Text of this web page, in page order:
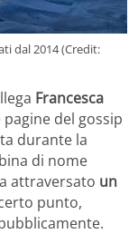
dal 2014 (Credit:
Francesca
del gossip
durante la
di nome
attraversato un
punto,